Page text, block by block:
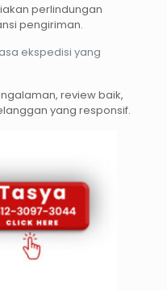
perlindungan
pengiriman.
ekspedisi yang
review baik,
yang responsif.